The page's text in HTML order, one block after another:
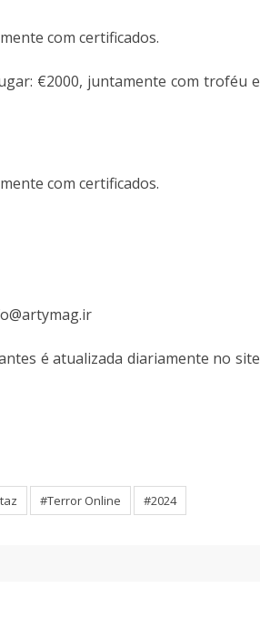
com certificados.
€2000, juntamente com troféu e
com certificados.
é atualizada diariamente no site
#Terror Online #2024